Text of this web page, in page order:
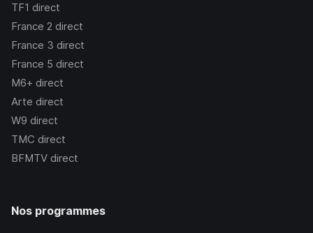
TF1 direct
France 2 direct
France 3 direct
France 5 direct
M6+ direct
Arte direct
W9 direct
TMC direct
BFMTV direct
Nos programmes